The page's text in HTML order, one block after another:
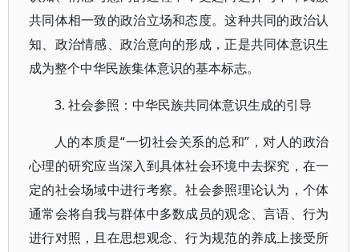
共同体相一致的政治立场和态度。这种共同的政治认
知、政治情感、政治意向的形成，正是共同体意识生
成为整个中华民族集体意识的基本标志。
3. 社会参照：中华民族共同体意识生成的引导
人的本质是“一切社会关系的总和”，对人的政治
心理的研究应当深入到具体社会环境中去探究，在一
定的社会场域中进行考察。社会参照理论认为，个体
通常会将自我与群体中多数成员的观念、言语、行为
进行对照，且在思想观念、行为规范的养成上接受所